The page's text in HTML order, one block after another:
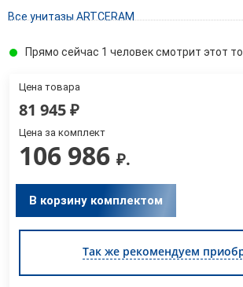
Все унитазы ARTCERAM
Прямо сейчас 1 человек смотрит этот
Цена товара
81 945₽
Цена за комплект
106 986 ₽.
В корзину комплектом
Так же рекомендуем